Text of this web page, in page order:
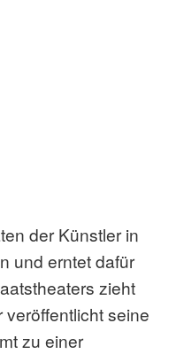
der Künstler in
und erntet dafür
zieht
seine
zu einer